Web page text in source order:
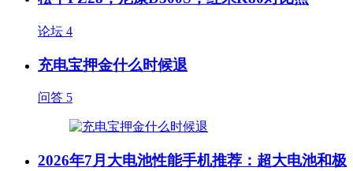
论坛 4
充电宝押金什么时候退
问答 5
2026年7月大电池性能手机推荐：超大电池和极